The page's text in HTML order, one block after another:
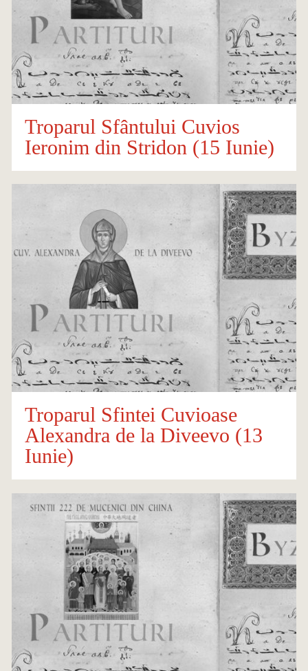
Troparul Sfântului Cuvios
Ieronim din Stridon (15 Iunie)
Troparul Sfintei Cuvioase
Alexandra de la Diveevo (13
Iunie)